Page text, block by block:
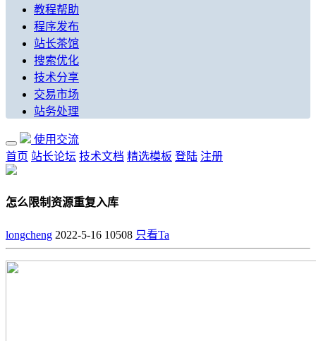
教程帮助
程序发布
站长茶馆
搜索优化
技术分享
交易市场
站务处理
使用交流
首页 站长论坛 技术文档 精选模板 登陆 注册
怎么限制资源重复入库
longcheng 2022-5-16 10508 只看Ta